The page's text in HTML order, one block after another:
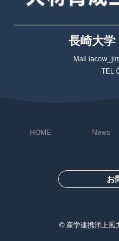
長崎大学
Mail
TEL
HOME News
お
© 産学連携洋上風